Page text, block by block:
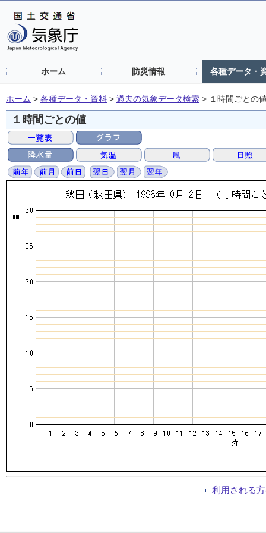
ホーム 防災情報 各種データ・
ホーム > 各種データ・資料 > 過去の気象データ検索 > １時間ごとの
１時間ごとの値
利用される